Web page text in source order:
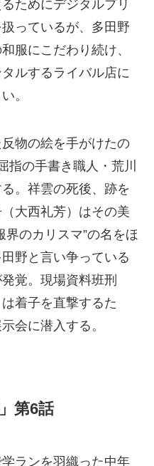
ためにデジタルプリ
っているが、多田野
服にこだわり続け、
ルするライバル店に
。
物の絵を手がけたの
指の手書き職人・荒川
。祥雲の死後、跡を
大西礼芳）はその美
界のカリスマ”の名をほ
野と言い争っている
覚。現場資料班刑
着子を直撃するた
会に潜入する。
第6話
ランを羽織った中年